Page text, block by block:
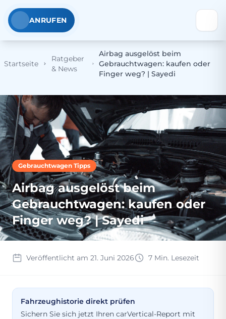
ANRUFEN
Startseite
Ratgeber
& News
Airbag ausgelöst beim
Gebrauchtwagen: kaufen oder
Finger weg? | Sayedi
Gebrauchtwagen Tipps
Airbag ausgelöst beim
Gebrauchtwagen: kaufen oder
Finger weg? | Sayedi
Veröffentlicht am 21. Juni 2026 7 Min. Lesezeit
Fahrzeughistorie direkt prüfen
Sichern Sie sich jetzt Ihren carVertical-Report mit